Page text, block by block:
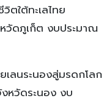
ตใต้ทะเลไทย
วัดภูเก็ต งบประมาณ
เลนระนองสู่มรดกโลก
หวัดระนอง งบ